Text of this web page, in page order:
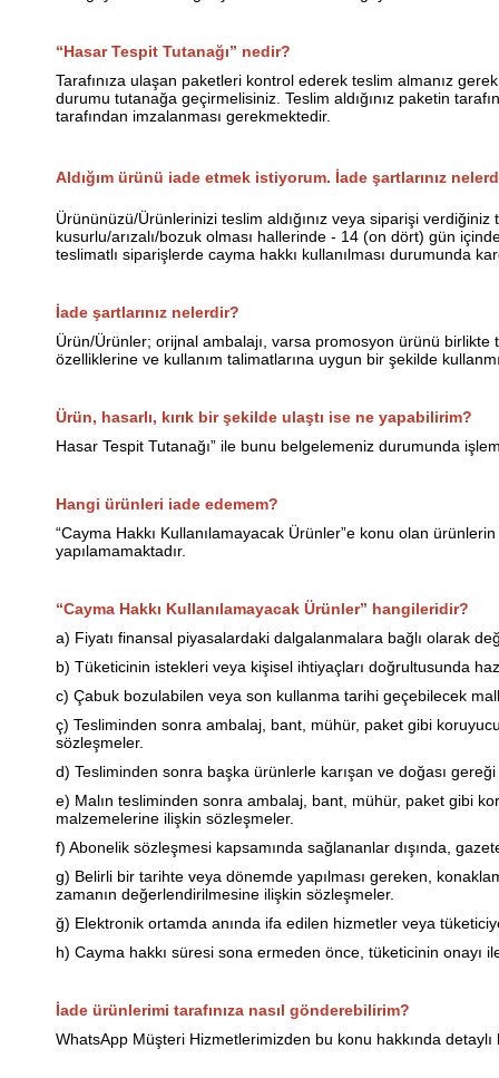
“Hasar Tespit Tutanağı” nedir?
Tarafınıza ulaşan paketleri kontrol ederek teslim almanız
durumu tutanağa geçirmelisiniz. Teslim aldığınız paketin
tarafından imzalanması gerekmektedir.
Aldığım ürünü iade etmek istiyorum. İade şartlarınız
Ürününüzü/Ürünlerinizi teslim aldığınız veya siparişi
kusurlu/arızalı/bozuk olması hallerinde - 14 (on dört) gün
teslimatlı siparişlerde cayma hakkı kullanılması durumunda
İade şartlarınız nelerdir?
Ürün/Ürünler; orijnal ambalajı, varsa promosyon ürünü birlikte
özelliklerine ve kullanım talimatlarına uygun bir şekilde
Ürün, hasarlı, kırık bir şekilde ulaştı ise ne yapabilirim?
Hasar Tespit Tutanağı” ile bunu belgelemeniz durumunda
Hangi ürünleri iade edemem?
“Cayma Hakkı Kullanılamayacak Ürünler”e konu olan
yapılamamaktadır.
“Cayma Hakkı Kullanılamayacak Ürünler” hangileridir?
a) Fiyatı finansal piyasalardaki dalgalanmalara bağlı olarak
b) Tüketicinin istekleri veya kişisel ihtiyaçları doğrultusunda
c) Çabuk bozulabilen veya son kullanma tarihi geçebilecek
ç) Tesliminden sonra ambalaj, bant, mühür, paket gibi
sözleşmeler.
d) Tesliminden sonra başka ürünlerle karışan ve doğası
e) Malın tesliminden sonra ambalaj, bant, mühür, paket gibi
malzemelerine ilişkin sözleşmeler.
f) Abonelik sözleşmesi kapsamında sağlananlar dışında,
g) Belirli bir tarihte veya dönemde yapılması gereken,
zamanın değerlendirilmesine ilişkin sözleşmeler.
ğ) Elektronik ortamda anında ifa edilen hizmetler veya
h) Cayma hakkı süresi sona ermeden önce, tüketicinin onayı
İade ürünlerimi tarafınıza nasıl gönderebilirim?
WhatsApp Müşteri Hizmetlerimizden bu konu hakkında detaylı